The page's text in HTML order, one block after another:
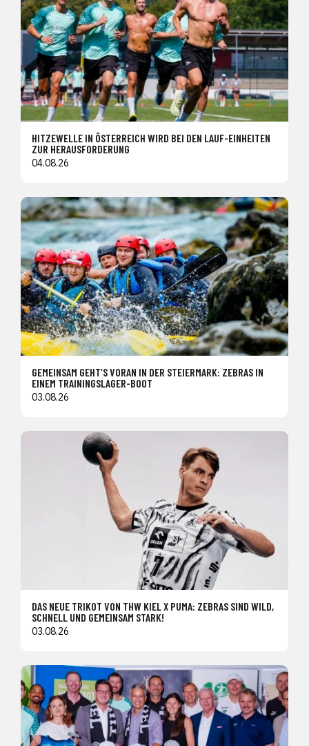
HITZEWELLE IN ÖSTERREICH WIRD BEI DEN LAUF-EINHEITEN
ZUR HERAUSFORDERUNG
04.08.26
GEMEINSAM GEHT’S VORAN IN DER STEIERMARK: ZEBRAS IN
EINEM TRAININGSLAGER-BOOT
03.08.26
DAS NEUE TRIKOT VON THW KIEL X PUMA: ZEBRAS SIND WILD,
SCHNELL UND GEMEINSAM STARK!
03.08.26